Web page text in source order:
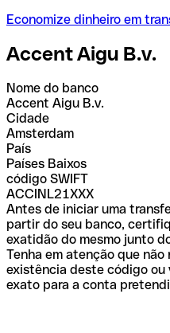
Economize dinheiro em
Accent Aigu B.v.
Nome do banco
Accent Aigu B.v.
Cidade
Amsterdam
País
Países Baixos
código SWIFT
ACCINL21XXX
Antes de iniciar uma
partir do seu banco,
exatidão do mesmo junto
Tenha em atenção que
existência deste código ou
exato para a conta